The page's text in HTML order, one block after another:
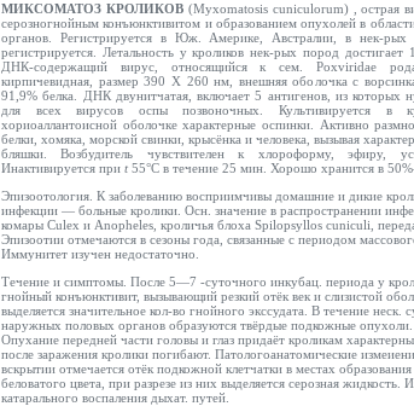
МИКСОМАТОЗ КРОЛИКОВ (Мухоmatosis cuniculorum) , острая
серозногнойным конъюнктивитом и образованием опухолей в
органов. Регистрируется в Юж. Америке, Австралии, в нек-
регистрируется. Летальность у кроликов нек-рых пород
ДНК-содержащий вирус, относящийся к сем. Рохviridae
кирпичевидная, размер 390 X 260 нм, внешняя оболочка с
91,9% белка. ДНК двунитчатая, включает 5 антигенов, из
для всех вирусов оспы позвоночных. Культивируется в
хориоаллантоисной оболочке характерные оспинки. Активно
белки, хомяка, морской свинки, крысёнка и человека, вызывая
бляшки. Возбудитель чувствителен к хлороформу, эфиру,
Инактивируется при t 55°С в течение 25 мин. Хорошо хранится в
Эпизоотология. К заболеванию восприимчивы домашние и дикие
инфекции — больные кролики. Осн. значение в распространении
комары Culex и Anopheles, кроличья блоха Spilopsyllos cuniculi,
Эпизоотии отмечаются в сезоны года, связанные с периодом
Иммунитет изучен недостаточно.
Течение и симптомы. После 5—7 -суточного инкубац. периода у
гнойный конъюнктивит, вызывающий резкий отёк век и слизистой
выделяется значительное кол-во гнойного экссудата. В течение неск.
наружных половых органов образуются твёрдые подкожные
Опухание передней части головы и глаз придаёт кроликам
после заражения кролики погибают. Патологоанатомические
вскрытии отмечается отёк подкожной клетчатки в местах
беловатого цвета, при разрезе из них выделяется серозная жидкость.
катарального воспаления дыхат. путей.